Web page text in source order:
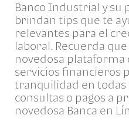
Banco Industrial y su
brindan tips que te
relevantes para el
laboral. Recuerda
novedosa plataforma
servicios financieros
tranquilidad en todas
consultas o pagos a
novedosa Banca en